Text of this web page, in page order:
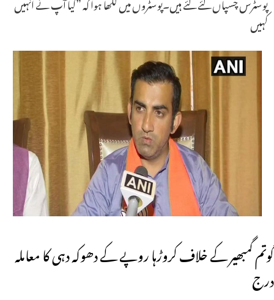
کہیں
گوتم گمبھیر کے خلاف کروڑہا روپے کے دھوکہ دہی کا معاملہ
درج